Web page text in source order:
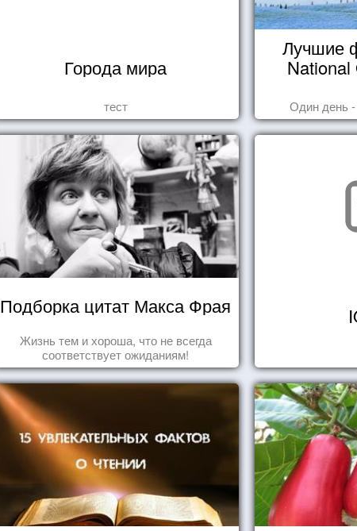
Города мира
тест
Лучшие
National
Один день
Подборка цитат Макса Фрая
Жизнь тем и хороша, что не всегда
соответствует ожиданиям!